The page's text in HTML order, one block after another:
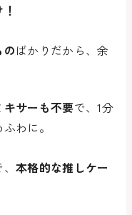
ばかりだから、余
キサーも不要で、1分
わに。
、本格的な推しケー